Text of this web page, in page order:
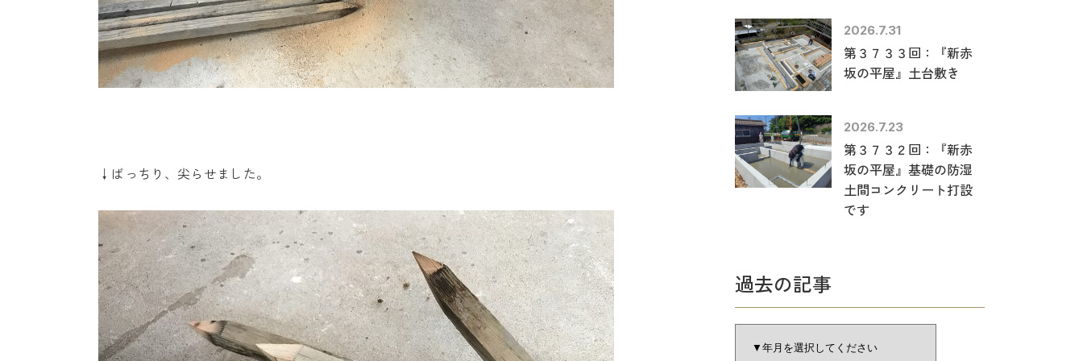
↓ばっちり、尖らせました。
2026.7.31
第３７３３回：『新赤
坂の平屋』土台敷き
2026.7.23
第３７３２回：『新赤
坂の平屋』基礎の防湿
土間コンクリート打設
です
過去の記事